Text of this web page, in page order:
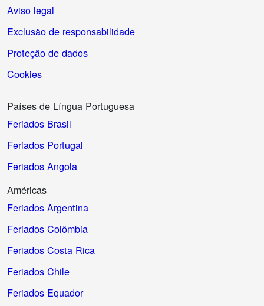
Aviso legal
Exclusão de responsabilidade
Proteção de dados
Cookies
Países de Língua Portuguesa
Feriados Brasil
Feriados Portugal
Feriados Angola
Américas
Feriados Argentina
Feriados Colômbia
Feriados Costa Rica
Feriados Chile
Feriados Equador